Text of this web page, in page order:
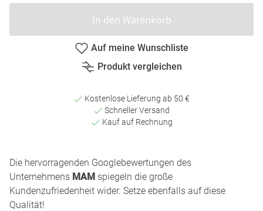
In den Warenkorb
Auf meine Wunschliste
Produkt vergleichen
Kostenlose Lieferung ab 50 €
Schneller Versand
Kauf auf Rechnung
Die hervorragenden Googlebewertungen des
Unternehmens MAM spiegeln die große
Kundenzufriedenheit wider. Setze ebenfalls auf diese
Qualität!